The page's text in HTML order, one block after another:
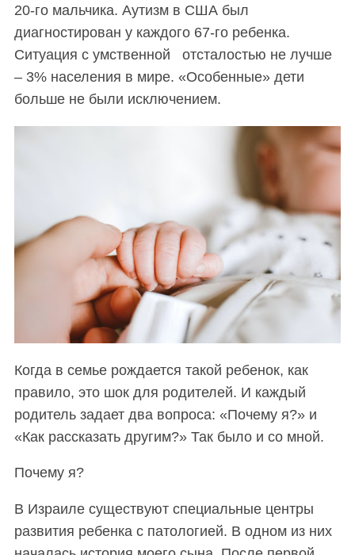
20-го мальчика. Аутизм в США был
диагностирован у каждого 67-го ребенка.
Ситуация с умственной отсталостью не лучше
– 3% населения в мире. «Особенные» дети
больше не были исключением.
Когда в семье рождается такой ребенок, как
правило, это шок для родителей. И каждый
родитель задает два вопроса: «Почему я?» и
«Как рассказать другим?» Так было и со мной.
Почему я?
В Израиле существуют специальные центры
развития ребенка с патологией. В одном из них